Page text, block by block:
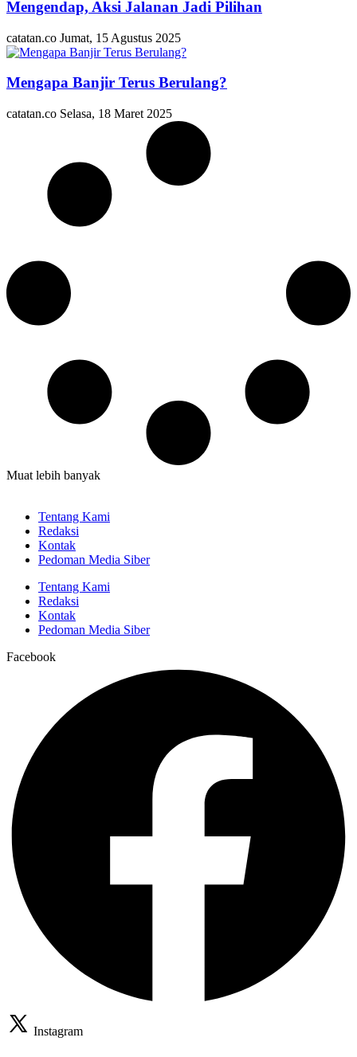
Mengendap, Aksi Jalanan Jadi Pilihan
catatan.co Jumat, 15 Agustus 2025
Mengapa Banjir Terus Berulang?
catatan.co Selasa, 18 Maret 2025
Muat lebih banyak
Tentang Kami
Redaksi
Kontak
Pedoman Media Siber
Tentang Kami
Redaksi
Kontak
Pedoman Media Siber
Facebook
Instagram